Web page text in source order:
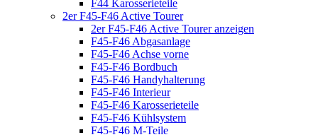
F44 Karosserieteile
2er F45-F46 Active Tourer
2er F45-F46 Active Tourer anzeigen
F45-F46 Abgasanlage
F45-F46 Achse vorne
F45-F46 Bordbuch
F45-F46 Handyhalterung
F45-F46 Interieur
F45-F46 Karosserieteile
F45-F46 Kühlsystem
F45-F46 M-Teile